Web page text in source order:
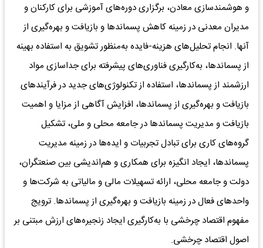
و هوشمندسازی‌ معادن‌، بر‌‌گزاری دوره‌های‌ آموزشی‌ برای‌ کارکنان‌ و
مدیران‌ معدنی‌ در زمینه‌ کاهش‌ پسماندها و بازیافت‌ و بهره‌گیری‌ از
آنها. انجام تحلیل‌های‌ هزینه‌-فایده‌ به‌منظور تشویق‌ به‌ استفاده‌ بهینه‌
از پسماندها، به‌کارگیری‌ فناوری‌های‌ پیشرفته‌ برای‌ جداسازی‌ مواد
ارزشمند از پسماندها، استفاده از تکنولوژی‌های‌ جدید در فرآیندهای‌
بازیافت‌ و بهره‌گیری‌ از پسماندها، افزایش آگاهی‌ از مزایا و اهمیت‌
بازیافت‌ و مدیریت‌ پسماندها در جامعه‌ محلی‌ و ملی‌، تشکیل
گروه‌های‌ کاری‌ برای‌ تبادل‌ تجربیات‌ و ایده‌ها در زمینه‌ مدیریت‌
پسماندها، ایجاد انگیزه‌ برای‌ همکاری‌ و هم‌اندیشی‌ بین‌ صنعتگران‌،
دولت‌ و جامعه‌ محلی‌، ارائه‌ تسهیلات‌ مالی‌ و مالیاتی‌ به‌ شرکت‌ها و
واحدهای‌ فعال‌ در زمینه‌ بازیافت‌ و بهره‌گیری‌ از پسماندها. ترویج‌
مفهوم‌ اقتصاد چرخشی‌ با به‌کارگیری‌ ایجاد زنجیره‌های‌ ارزش‌ مبتنی‌ بر
اصول‌ اقتصاد چرخشی‌.